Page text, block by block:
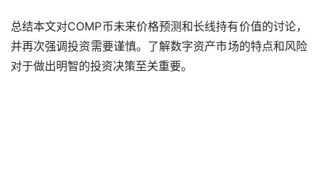
总结本文对COMP币未来价格预测和长线持有价值的讨论，
并再次强调投资需要谨慎。了解数字资产市场的特点和风险
对于做出明智的投资决策至关重要。